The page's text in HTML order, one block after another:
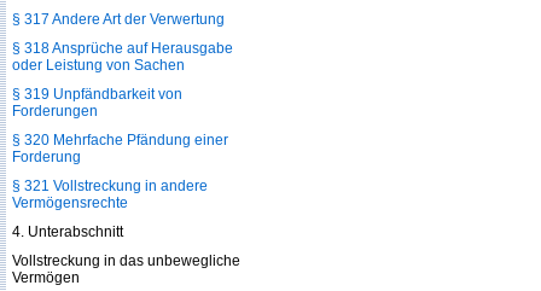
§ 317 Andere Art der Verwertung
§ 318 Ansprüche auf Herausgabe
oder Leistung von Sachen
§ 319 Unpfändbarkeit von
Forderungen
§ 320 Mehrfache Pfändung einer
Forderung
§ 321 Vollstreckung in andere
Vermögensrechte
4. Unterabschnitt
Vollstreckung in das unbewegliche
Vermögen